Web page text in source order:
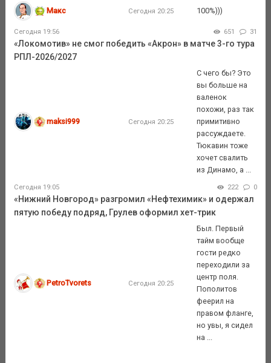
Макс Сегодня 20:25 100%)))
Сегодня 19:56 651 31
«Локомотив» не смог победить «Акрон» в матче 3-го тура
РПЛ-2026/2027
maksi999 Сегодня 20:25
С чего бы? Это
вы больше на
валенок
похожи, раз так
примитивно
рассуждаете.
Тюкавин тоже
хочет свалить
из Динамо, а ...
Сегодня 19:05 222 0
«Нижний Новгород» разгромил «Нефтехимик» и одержал
пятую победу подряд, Грулев оформил хет-трик
PetroTvorets Сегодня 20:25
Был. Первый
тайм вообще
гости редко
переходили за
центр поля.
Пополитов
феерил на
правом фланге,
но увы, я сидел
на ...